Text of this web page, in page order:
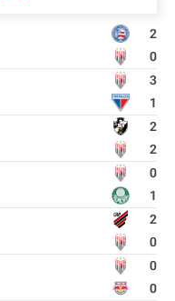
2
0
3
1
2
2
0
1
2
0
0
0